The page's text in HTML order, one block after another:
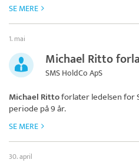
SE MERE
1. mai
Michael Ritto
SMS HoldCo ApS
Michael Rittoforlater ledelsen for
periode på 9 år.
SE MERE
30. april